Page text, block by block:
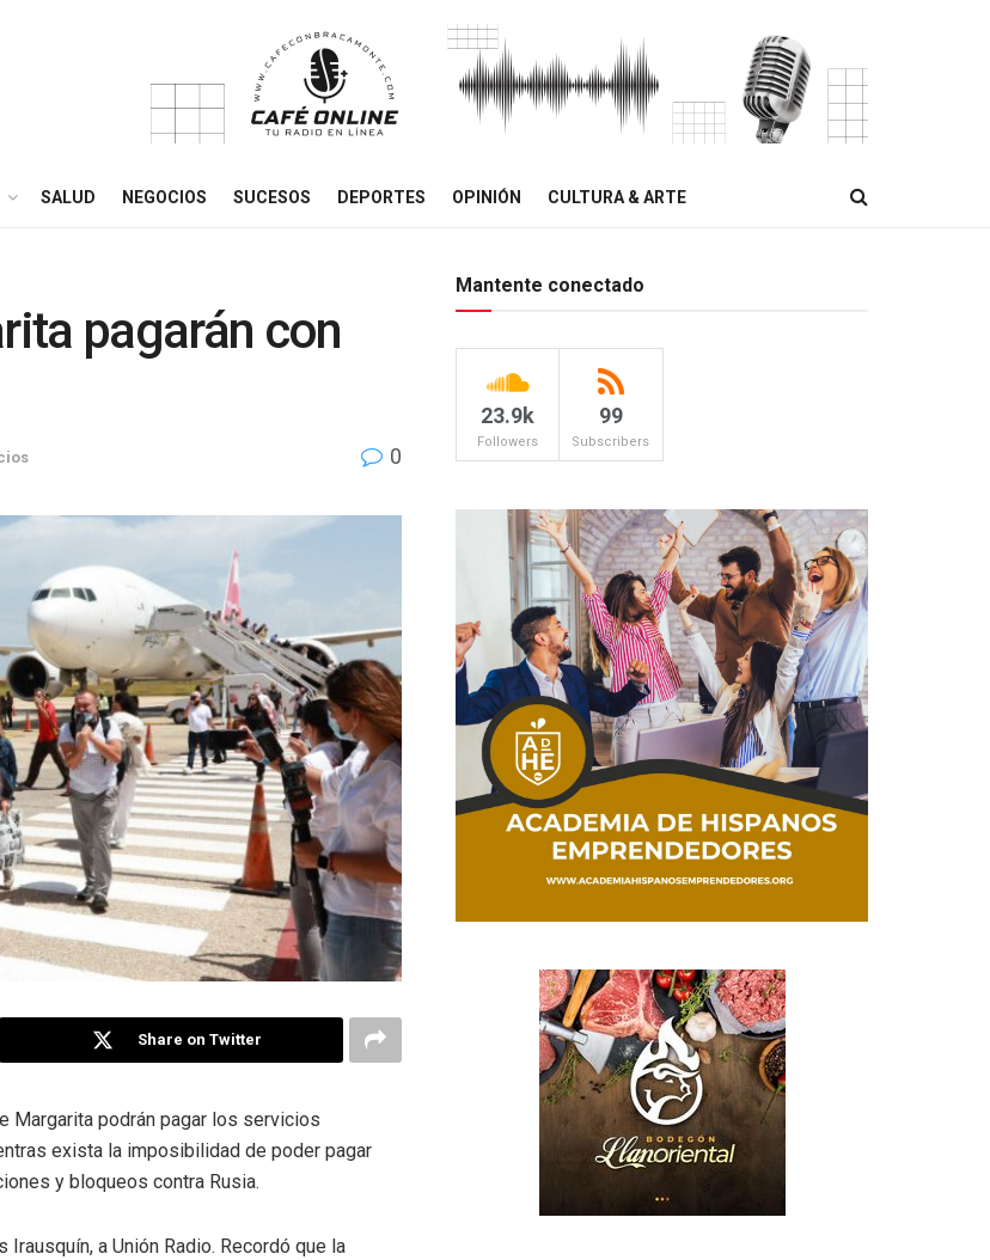
SALUD NEGOCIOS SUCESOS DEPORTES OPINIÓN CULTURA & ARTE
pagarán con
0
Share on Twitter
Margarita podrán pagar los servicios
exista la imposibilidad de poder pagar
y bloqueos contra Rusia.
a Unión Radio. Recordó que la
Mantente conectado
23.9k
Followers
99
Subscribers